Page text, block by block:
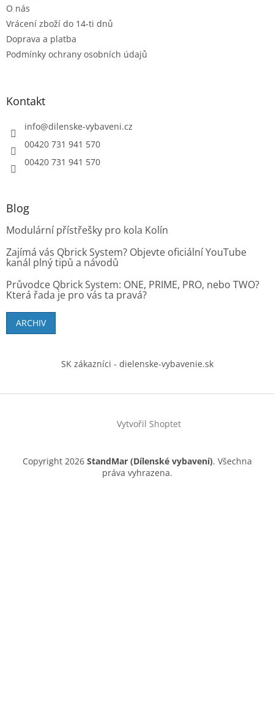
u
O nás
Vrácení zboží do 14-ti dnů
Doprava a platba
Podmínky ochrany osobních údajů
Kontakt
info@dilenske-vybaveni.cz
00420 731 941 570
00420 731 941 570
Blog
Modulární přístřešky pro kola Kolín
Zajímá vás Qbrick System? Objevte oficiální YouTube
kanál plný tipů a návodů
Průvodce Qbrick System: ONE, PRIME, PRO, nebo TWO?
Která řada je pro vás ta pravá?
ARCHIV
SK zákazníci - dielenske-vybavenie.sk
Vytvořil Shoptet
Copyright 2026 StandMar (Dílenské vybavení). Všechna
práva vyhrazena.